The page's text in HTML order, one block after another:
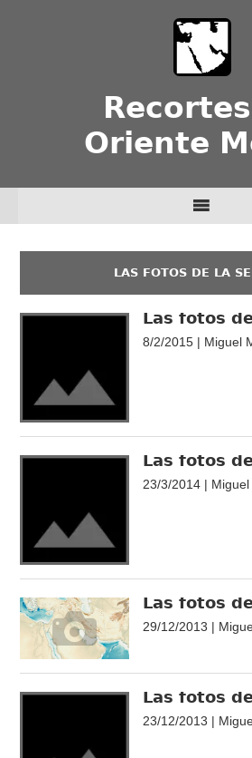
Oriente
LAS FOTOS DE LA
Las fotos
8/2/2015 | Miguel
Las fotos
23/3/2014 |
Las fotos
29/12/2013 |
Las fotos
23/12/2013 |